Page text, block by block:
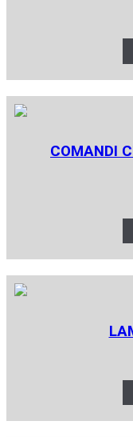
COMANDI